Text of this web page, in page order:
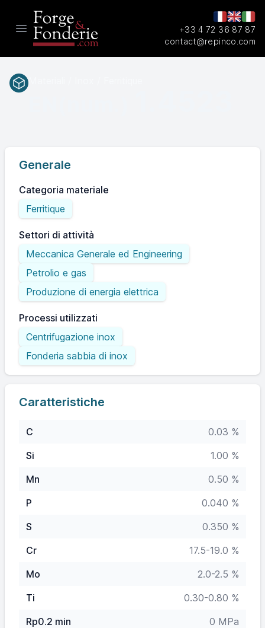
Open main menu
+33 4 72 36 87 87
contact@repinco.com
Generale
Categoria materiale
Ferritique
Settori di attività
Meccanica Generale ed Engineering
Petrolio e gas
Produzione di energia elettrica
Processi utilizzati
Centrifugazione inox
Fonderia sabbia di inox
Caratteristiche
C
0.03 %
Si
1.00 %
Mn
0.50 %
P
0.040 %
S
0.350 %
Cr
17.5-19.0 %
Mo
2.0-2.5 %
Ti
0.30-0.80 %
Rp0.2 min
0 MPa